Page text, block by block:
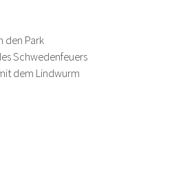
den Park
Schwedenfeuers
dem Lindwurm